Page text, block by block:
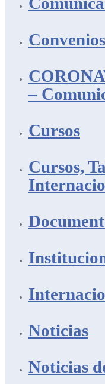
Convenios
–
Cursos
Cursos,
Noticias
Noticias